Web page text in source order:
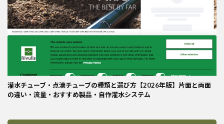
灌水チューブ・点滴チューブの種類と選び方【2026年版】片面と両面
の違い・流量・おすすめ製品・自作灌水システム